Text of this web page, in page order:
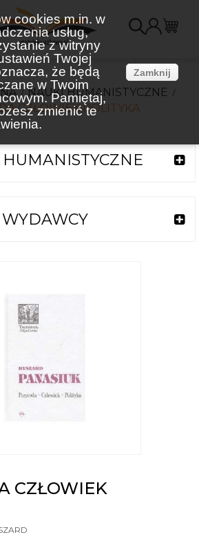
cookies m.in. w
usług,
z witryny
Twojej
że będą
w Twoim
Pamiętaj,
zmienić te
Zamknij
NAUKI HUMANISTYCZNE
CZŁOWIEK POLITYKA
WYDAWCY
CZŁOWIEK